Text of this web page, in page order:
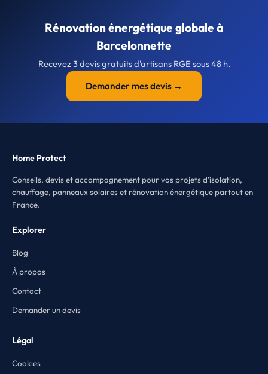
Rénovation énergétique globale à
Barcelonnette
Recevez 3 devis gratuits d'artisans RGE sous 48 h.
Demander mes devis →
Home Protect
Conseils, devis et accompagnement pour vos projets d'isolation,
chauffage, panneaux solaires et rénovation énergétique partout en
France.
Explorer
Blog
À propos
Contact
Demander un devis
Légal
Cookies